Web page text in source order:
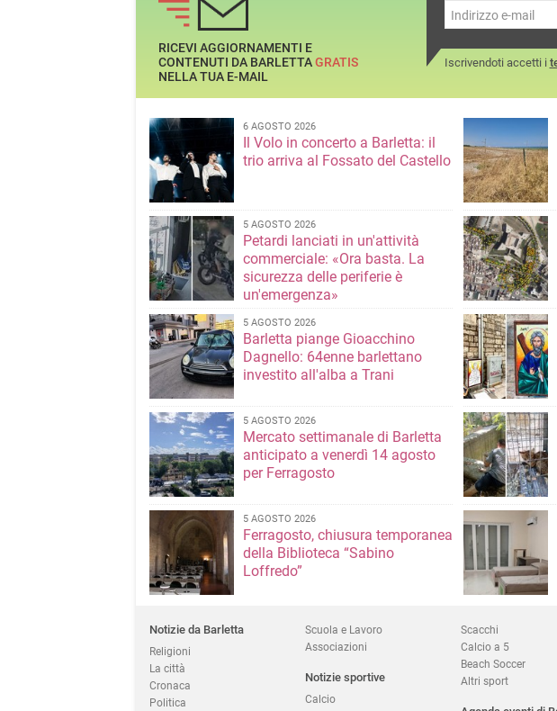
Iscrivendoti accetti i
RICEVI AGGIORNAMENTI E
CONTENUTI DA BARLETTAGRATIS
NELLA TUA E-MAIL
6 AGOSTO 2026
Il Volo in concerto a Barletta: il
trio arriva al Fossato del Castello
5 AGOSTO 2026
Petardi lanciati in un'attività
commerciale: «Ora basta. La
sicurezza delle periferie è
un'emergenza»
5 AGOSTO 2026
Barletta piange Gioacchino
Dagnello: 64enne barlettano
investito all'alba a Trani
5 AGOSTO 2026
Mercato settimanale di Barletta
anticipato a venerdì 14 agosto
per Ferragosto
5 AGOSTO 2026
Ferragosto, chiusura temporanea
della Biblioteca “Sabino
Loffredo”
Notizie da Barletta
Religioni
La città
Cronaca
Politica
Scuola e Lavoro
Associazioni
Notizie sportive
Calcio
Scacchi
Calcio a 5
Beach Soccer
Altri sport